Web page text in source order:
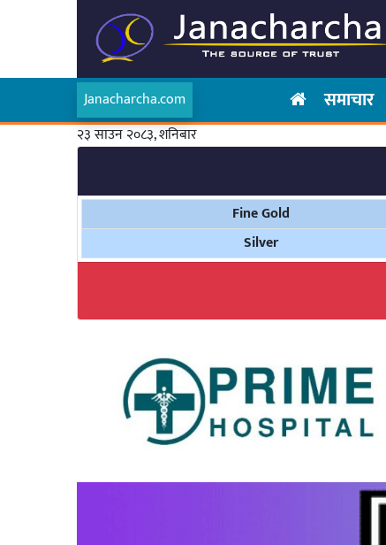
Janacharcha.com समाचार
२३ साउन २०८३, शनिबार
Fine Gold
Silver